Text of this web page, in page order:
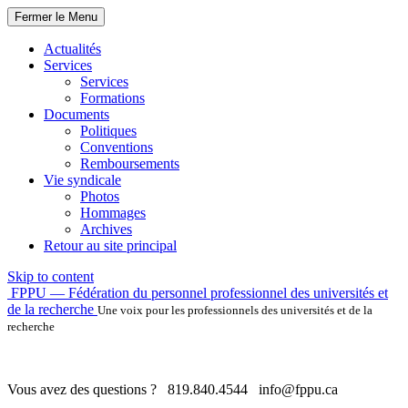
Fermer le Menu
Actualités
Services
Services
Formations
Documents
Politiques
Conventions
Remboursements
Vie syndicale
Photos
Hommages
Archives
Retour au site principal
Skip to content
FPPU — Fédération du personnel professionnel des universités et
de la recherche Une voix pour les professionnels des universités et de la
recherche
Vous avez des questions ? 819.840.4544 info@fppu.ca